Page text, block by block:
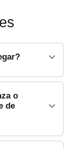
o
de